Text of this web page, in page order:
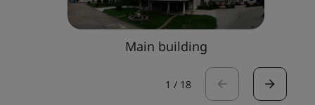
Main building
1 / 18